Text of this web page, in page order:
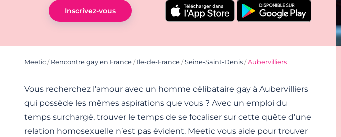
Inscrivez-vous
Meetic / Rencontre gay en France / Ile-de-France /Seine-Saint-Denis /Aubervilliers
Vous recherchez l’amour avec un homme célibataire gay à Aubervilliers
qui possède les mêmes aspirations que vous ? Avec un emploi du
temps surchargé, trouver le temps de se focaliser sur cette quête d’une
relation homosexuelle n’est pas évident. Meetic vous aide pour trouver